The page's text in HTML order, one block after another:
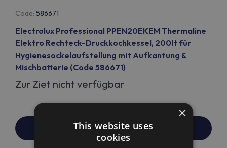
Code: 586671
Electrolux Professional PPEN20EKEM Thermaline
Elektro Rechteck-Druckkochkessel, 200lt für
Hygienesockelaufstellung mit Aufkantung &
Mischbatterie (Code 586671)
Zur Ziet nicht verfügbar
PREIS/ERSATZ ANFRAGE
×
This website uses
cookies